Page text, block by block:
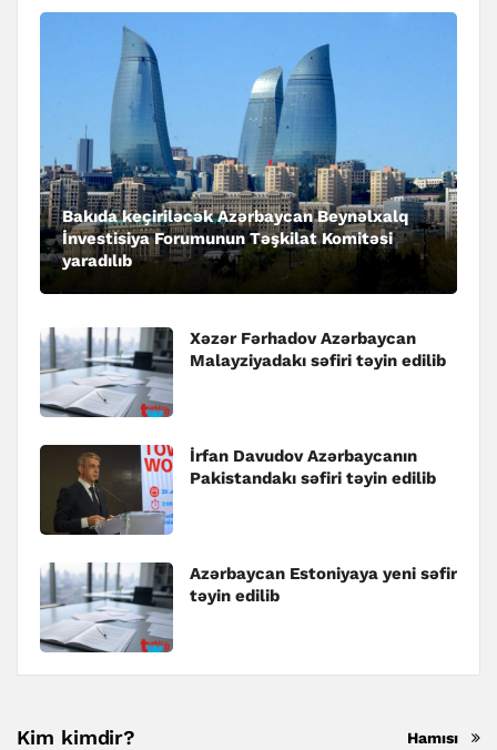
Bakıda keçiriləcək Azərbaycan Beynəlxalq
İnvestisiya Forumunun Təşkilat Komitəsi
yaradılıb
Xəzər Fərhadov Azərbaycan
Malayziyadakı səfiri təyin edilib
İrfan Davudov Azərbaycanın
Pakistandakı səfiri təyin edilib
Azərbaycan Estoniyaya yeni səfir
təyin edilib
Kim kimdir? Hamısı